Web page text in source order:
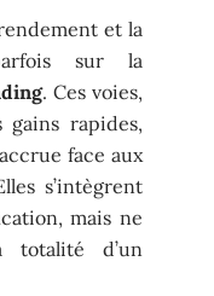
et la
sur la
. Ces voies,
rapides,
face aux
s’intègrent
mais ne
totalité d’un